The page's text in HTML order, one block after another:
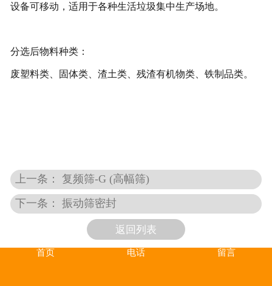
设备可移动，适用于各种生活垃圾集中生产场地。
分选后物料种类：
废塑料类、固体类、渣土类、残渣有机物类、铁制品类。
上一条： 复频筛-G (高幅筛)
下一条： 振动筛密封
返回列表
首页 电话 留言